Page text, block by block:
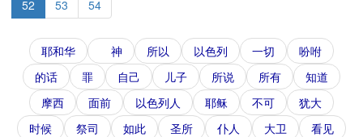
52
53 54
耶和华 神 所以 以色列 一切
吩咐
的话
罪 自己 儿子 所说 所有
知道
摩西
面前 以色列人 耶稣 不可
犹大
时候
祭司 如此 圣所 仆人 大卫
看见